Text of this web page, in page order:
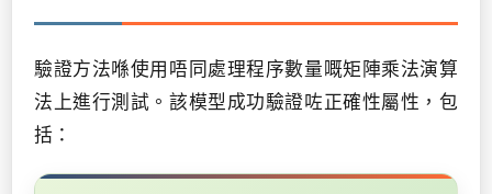
驗證方法喺使用唔同處理程序數量嘅矩陣乘法演算
法上進行測試。該模型成功驗證咗正確性屬性，包
括：